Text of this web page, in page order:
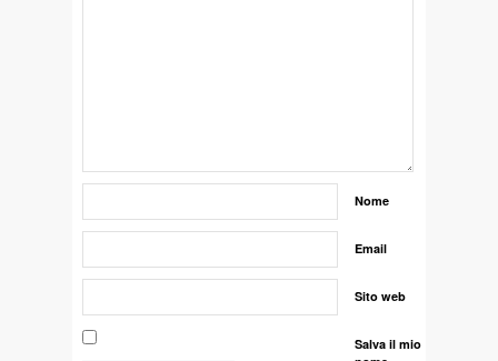
Nome
Email
Sito web
Salva il mio